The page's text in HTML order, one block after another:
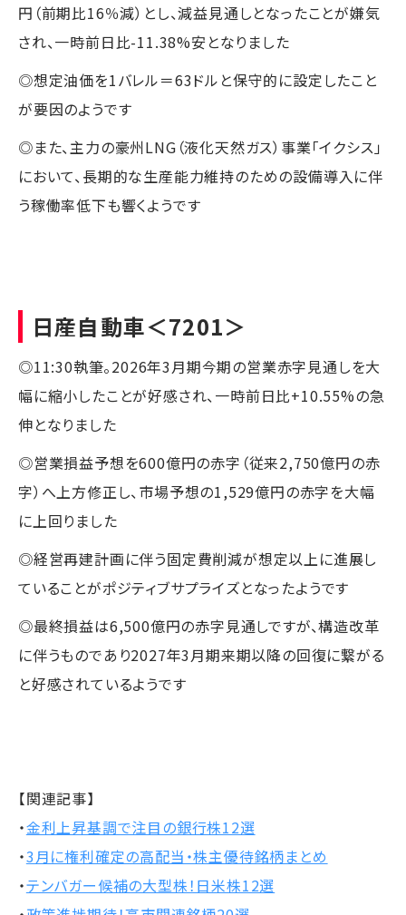
円（前期比16％減）とし、減益見通しとなったことが嫌気
され、一時前日比-11.38%安となりました
◎想定油価を1バレル＝63ドルと保守的に設定したこと
が要因のようです
◎また、主力の豪州LNG（液化天然ガス）事業「イクシス」
において、長期的な生産能力維持のための設備導入に伴
う稼働率低下も響くようです
日産自動車＜7201＞
◎11:30執筆。2026年3月期今期の営業赤字見通しを大
幅に縮小したことが好感され、一時前日比+10.55%の急
伸となりました
◎営業損益予想を600億円の赤字（従来2,750億円の赤
字）へ上方修正し、市場予想の1,529億円の赤字を大幅
に上回りました
◎経営再建計画に伴う固定費削減が想定以上に進展し
ていることがポジティブサプライズとなったようです
◎最終損益は6,500億円の赤字見通しですが、構造改革
に伴うものであり2027年3月期来期以降の回復に繋がる
と好感されているようです
【関連記事】
・金利上昇基調で注目の銀行株12選
・3月に権利確定の高配当・株主優待銘柄まとめ
・テンバガー候補の大型株！日米株12選